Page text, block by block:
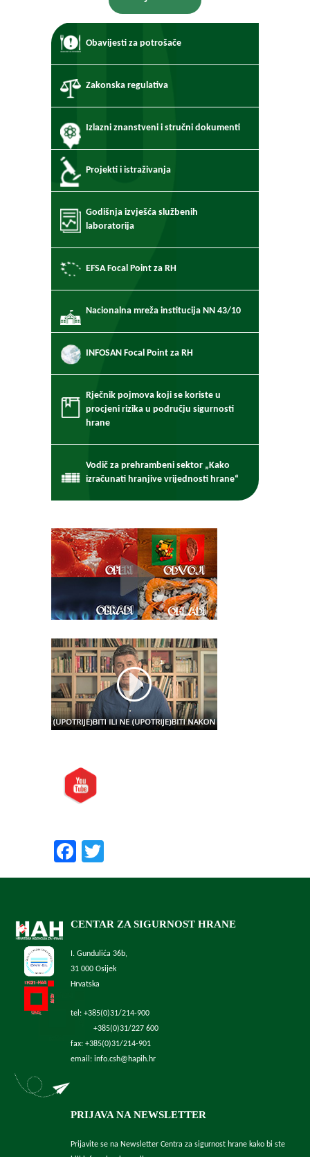
Obavijesti za potrošače
Zakonska regulativa
Izlazni znanstveni i stručni dokumenti
Projekti i istraživanja
Godišnja izvješća službenih
laboratorija
EFSA Focal Point za RH
Nacionalna mreža institucija NN 43/10
INFOSAN Focal Point za RH
Rječnik pojmova koji se koriste u
procjeni rizika u području sigurnosti
hrane
Vodič za prehrambeni sektor „Kako
izračunati hranjive vrijednosti hrane“
Facebook
CENTAR ZA SIGURNOST HRANE
I. Gundulića 36b,
31 000 Osijek
Hrvatska
tel: +385(0)31/214-900
+385(0)31/227 600
fax: +385(0)31/214-901
email: info.csh@hapih.hr
PRIJAVA NA NEWSLETTER
Prijavite se na Newsletter Centra za sigurnost hrane kako bi ste